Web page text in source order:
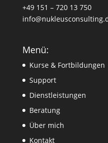
+49 151 – 720 13 750
Menü:
Kurse & Fortbildungen
Support
Dienstleistungen
Beratung
Über mich
Kontakt